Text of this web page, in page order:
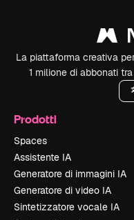
La piattaforma creativa
1 milione di abbonati
Prodotti
Spaces
Assistente IA
Generatore di immagini IA
Generatore di video IA
Sintetizzatore vocale IA